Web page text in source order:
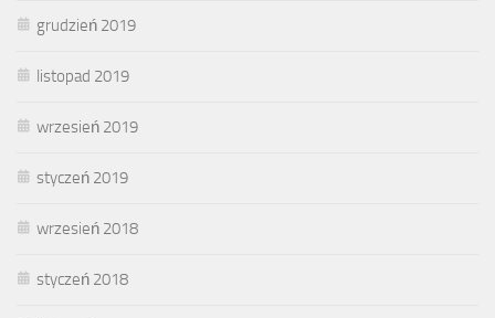
grudzień 2019
listopad 2019
wrzesień 2019
styczeń 2019
wrzesień 2018
styczeń 2018